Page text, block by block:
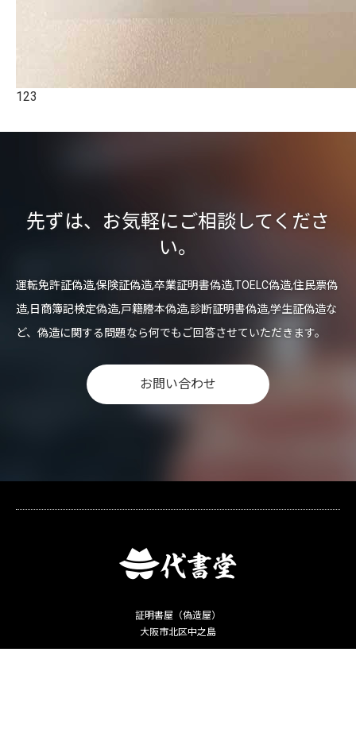
123
先ずは、お気軽にご相談してくださ
い。
運転免許証偽造,保険証偽造,卒業証明書偽造,TOELC偽造,住民票偽
造,日商簿記検定偽造,戸籍謄本偽造,診断証明書偽造,学生証偽造な
ど、偽造に関する問題なら何でもご回答させていただきます。
お問い合わせ
証明書屋（偽造屋）
大阪市北区中之島